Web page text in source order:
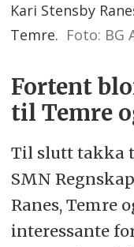
Kari Stensby
Temre. Foto: BG
Fortent
til Temre
Til slutt takka
SMN
Ranes, Temre
interessante